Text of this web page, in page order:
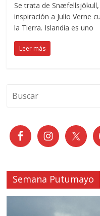
Se trata de
inspiración a Julio Verne
la Tierra. Islandia es uno
Leer más
Semana Putumayo